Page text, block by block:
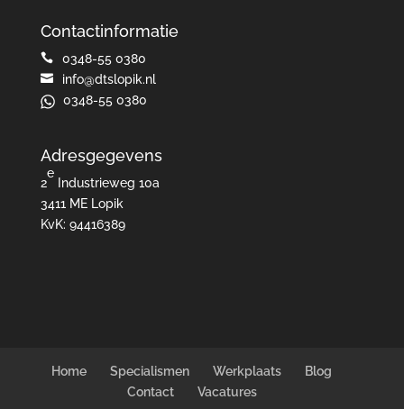
Contactinformatie
 0348-55 0380

info@dtslopik.nl
0348-55 0380
Adresgegevens
2
e
Industrieweg 10a
3411 ME Lopik
KvK: 94416389
Home Specialismen Werkplaats
Blog
Contact
Vacatures